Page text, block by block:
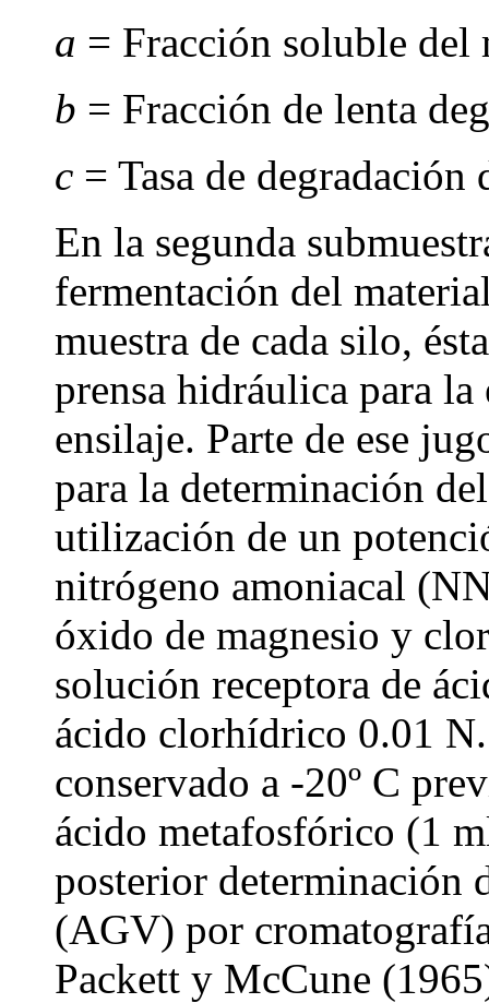
a = Fracción soluble del
b = Fracción de lenta
c = Tasa de
En la segunda
fermentación del
muestra de cada silo,
prensa hidráulica para
ensilaje. Parte de ese
para la determinación
utilización de un
nitrógeno amoniacal
óxido de magnesio y
solución receptora de
ácido clorhídrico 0.01
conservado a -20º C
ácido metafosfórico (1
posterior determinación
(AGV) por
Packett y McCune